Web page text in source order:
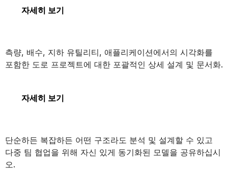
디지털 트윈
자세히 보기
OpenRoads Designer
측량, 배수, 지하 유틸리티, 애플리케이션에서의 시각화를
포함한 도로 프로젝트에 대한 포괄적인 상세 설계 및 문서화.
자세히 보기
단순하든 복잡하든 어떤 구조라도 분석 및 설계할 수 있고
다중 팀 협업을 위해 자신 있게 동기화된 모델을 공유하십시
오.